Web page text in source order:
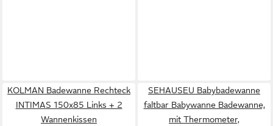
KOLMAN Badewanne Rechteck
INTIMAS 150x85 Links + 2
Wannenkissen
SEHAUSEU Babybadewanne
faltbar Babywanne Badewanne,
mit Thermometer,